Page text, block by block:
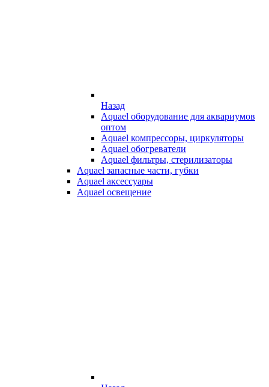
Назад
Aquael оборудование для аквариумов
оптом
Aquael компрессоры, циркуляторы
Aquael обогреватели
Aquael фильтры, стерилизаторы
Aquael запасные части, губки
Aquael аксессуары
Aquael освещение